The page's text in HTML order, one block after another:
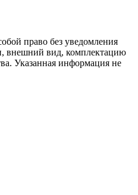
право без уведомления
внешний вид, комплектацию
Указанная информация не